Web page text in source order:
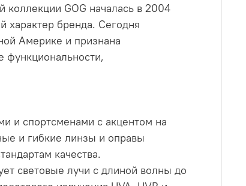
коллекции GOG началась в 2004
бренда. Сегодня
Америке и признана
функциональности,
и спортсменами с акцентом на
и гибкие линзы и оправы
качества.
световые лучи с длиной волны до